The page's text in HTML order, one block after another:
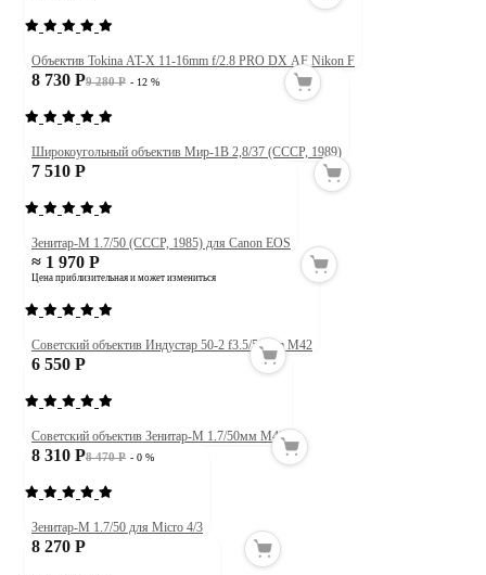
Объектив Tokina AT-X 11-16mm f/2.8 PRO DX AF Nikon F
9 280 Р
8 730 Р - 12 %
Широкоугольный объектив Мир-1В 2,8/37 (СССР, 1989)
7 510 Р
Зенитар-М 1.7/50 (СССР, 1985) для Canon EOS
≈ 1 970 Р
Цена приблизительная и может измениться
Советский объектив Индустар 50-2 f3.5/50mm М42
6 550 Р
Советский объектив Зенитар-М 1.7/50мм М42
8 470 Р
8 310 Р - 0 %
Зенитар-М 1.7/50 для Micro 4/3
8 270 Р